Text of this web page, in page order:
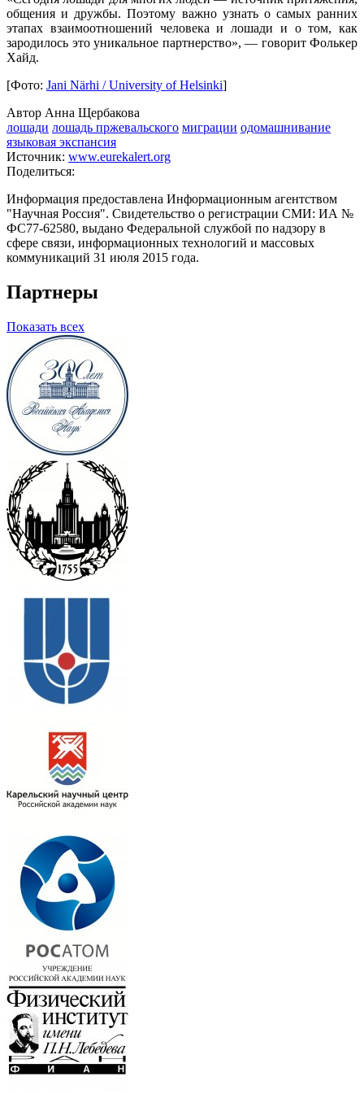
общения и дружбы. Поэтому важно узнать о самых ранних
этапах взаимоотношений человека и лошади и о том, как
зародилось это уникальное партнерство», — говорит Фолькер
Хайд.
[Фото: Jani Närhi / University of Helsinki]
Автор Анна Щербакова
лошади лошадь пржевальского миграции одомашнивание
языковая экспансия
Источник: www.eurekalert.org
Поделиться:
Информация предоставлена Информационным агентством
"Научная Россия". Свидетельство о регистрации СМИ: ИА №
ФС77-62580, выдано Федеральной службой по надзору в
сфере связи, информационных технологий и массовых
коммуникаций 31 июля 2015 года.
Партнеры
Показать всех